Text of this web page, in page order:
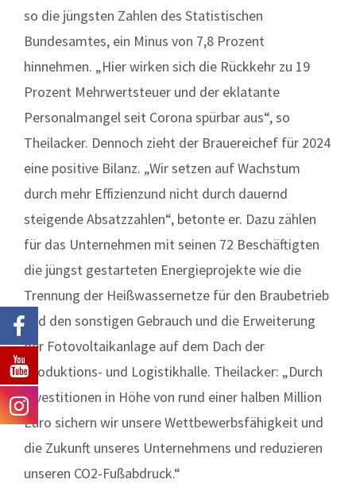
so die jüngsten Zahlen des Statistischen
Bundesamtes, ein Minus von 7,8 Prozent
hinnehmen. „Hier wirken sich die Rückkehr zu 19
Prozent Mehrwertsteuer und der eklatante
Personalmangel seit Corona spürbar aus“, so
Theilacker. Dennoch zieht der Brauereichef für 2024
eine positive Bilanz. „Wir setzen auf Wachstum
durch mehr Effizienzund nicht durch dauernd
steigende Absatzzahlen“, betonte er. Dazu zählen
für das Unternehmen mit seinen 72 Beschäftigten
die jüngst gestarteten Energieprojekte wie die
Trennung der Heißwassernetze für den Braubetrieb
und den sonstigen Gebrauch und die Erweiterung
der Fotovoltaikanlage auf dem Dach der
Produktions- und Logistikhalle. Theilacker: „Durch
Investitionen in Höhe von rund einer halben Million
Euro sichern wir unsere Wettbewerbsfähigkeit und
die Zukunft unseres Unternehmens und reduzieren
unseren CO2-Fußabdruck.“